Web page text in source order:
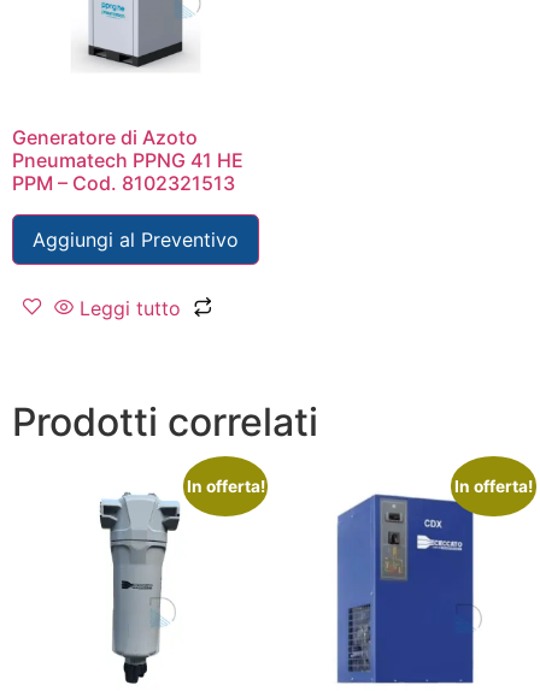
Generatore di Azoto
Pneumatech PPNG 41 HE
PPM – Cod. 8102321513
Aggiungi al Preventivo
Leggi tutto
Prodotti correlati
In offerta! In offerta!